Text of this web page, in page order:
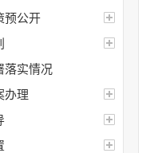
预公开
落实情况
办理